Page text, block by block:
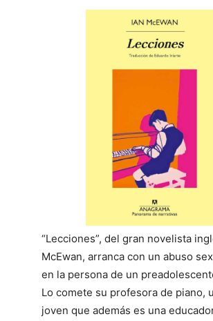
“Lecciones”, del gran novelista
McEwan, arranca con un abuso
en la persona de un
Lo comete su profesora de piano,
joven que además es una